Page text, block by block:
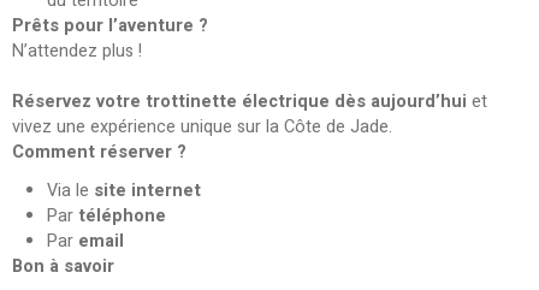
Prêts pour l’aventure ?
N’attendez plus !
Réservez votre trottinette électrique dès aujourd’hui et
vivez une expérience unique sur la Côte de Jade.
Comment réserver ?
Via le site internet
Par téléphone
Par email
Bon à savoir